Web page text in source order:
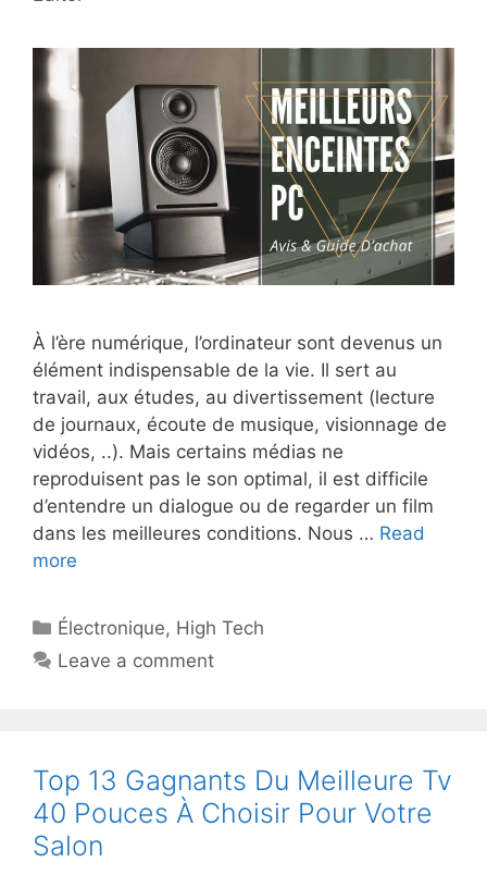
À l’ère numérique, l’ordinateur sont devenus un
élément indispensable de la vie. Il sert au
travail, aux études, au divertissement (lecture
de journaux, écoute de musique, visionnage de
vidéos, ..). Mais certains médias ne
reproduisent pas le son optimal, il est difficile
d’entendre un dialogue ou de regarder un film
dans les meilleures conditions. Nous … Read
more
Électronique, High Tech
Leave a comment
Top 13 Gagnants Du Meilleure Tv
40 Pouces À Choisir Pour Votre
Salon